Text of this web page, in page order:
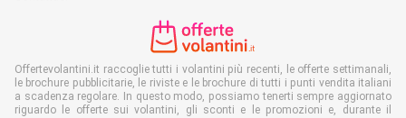
Offertevolantini.it raccoglie tutti i volantini più recenti, le offerte settimanali,
le brochure pubblicitarie, le riviste e le brochure di tutti i punti vendita italiani
a scadenza regolare. In questo modo, possiamo tenerti sempre aggiornato
riguardo le offerte sui volantini, gli sconti e le promozioni e, durante il